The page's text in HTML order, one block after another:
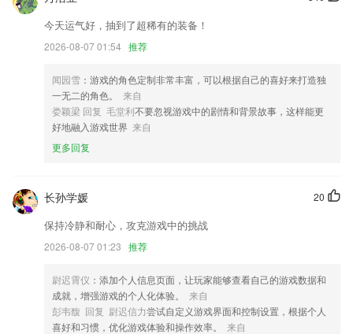
uk彩票安卓下载更新了什么?
隐私政策添加第三方SDK说明，添加联系方式
修复了聚三聚六模型排序问题。
新增智能客服功能，随时随地贴心指引，客服悠悠助您快乐出行。
整合分类信息
以上就是uk彩票安卓下载的介绍，如果您喜欢这款软件，您可以到应用
商店进行打分评论，说出您的使用经历，以帮助我们更好的对产品进行优
化修改。
今天运气好，抽到了超稀有的装备！
2026-08-07 01:54 推荐
闻园雪 ：游戏的角色定制非常丰富，可以根据自己的喜好来打造独
一无二的角色。
来自
娄颖梁 回复 毛堂利不要忽视游戏中的剧情和背景故事，这样能更
好地融入游戏世界 来自
更多回复
20
长孙学媛
保持冷静和耐心，攻克游戏中的挑战
2026-08-07 01:23 推荐
尉迟霄仪 ：添加个人信息页面，让玩家能够查看自己的游戏数据和
成就，增强游戏的个人化体验。
来自
彭韦馥 回复 尉迟信力尝试自定义游戏界面和控制设置，根据个人
喜好和习惯，优化游戏体验和操作效率。
来自